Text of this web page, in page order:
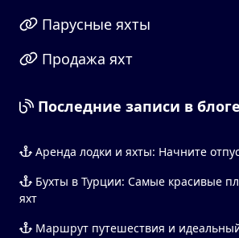
Парусные яхты
Продажа яхт
Последние записи в блоге
Аренда лодки и яхты: Начните
Бухты в Турции: Самые красивые
яхт
Маршрут путешествия и